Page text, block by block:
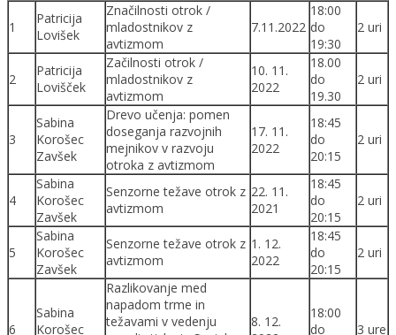
1
Patricija
Lovišek
Značilnosti otrok /
mladostnikov z
avtizmom
7.11.2022
18:00
do
19:30
2 uri
2
Patricija
Lovišček
Začilnosti otrok /
mladostnikov z
avtizmom
10. 11.
2022
18.00
do
19.30
2 uri
3
Sabina
Korošec
Zavšek
Drevo učenja: pomen
doseganja razvojnih
mejnikov v razvoju
otroka z avtizmom
17. 11.
2022
18:45
do
20:15
2 uri
4
Sabina
Korošec
Zavšek
Senzorne težave otrok z
avtizmom
22. 11.
2021
18:45
do
20:15
2 uri
5
Sabina
Korošec
Zavšek
Senzorne težave otrok z
avtizmom
1. 12.
2022
18:45
do
20:15
2 uri
6
Sabina
Korošec
Razlikovanje med
napadom trme in
težavami v vedenju
8. 12.
18:00
do
3 ure